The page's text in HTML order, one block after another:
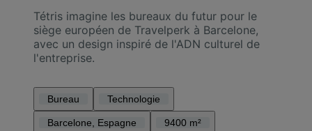
Tétris imagine les bureaux du futur pour le
siège européen de Travelperk à Barcelone,
avec un design inspiré de l'ADN culturel de
l'entreprise.
Bureau Technologie
Barcelone, Espagne 9400 m²